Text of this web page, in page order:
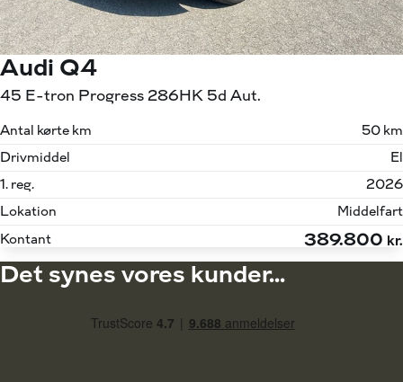
Audi Q4
45 E-tron Progress 286HK 5d Aut.
Antal kørte km
50 km
Drivmiddel
El
1. reg.
2026
Lokation
Middelfart
Kontant
389.800 kr.
Det synes vores kunder...